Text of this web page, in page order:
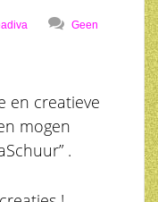
Geen
en creatieve
mogen
.